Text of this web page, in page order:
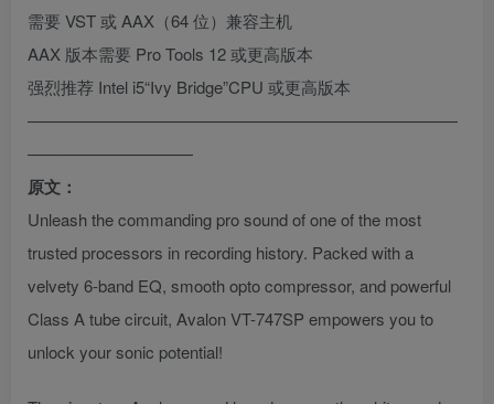
需要 VST 或 AAX（64 位）兼容主机
AAX 版本需要 Pro Tools 12 或更高版本
强烈推荐 Intel i5“Ivy Bridge”CPU 或更高版本
——————————————————————————
——————————
原文：
Unleash the commanding pro sound of one of the most
trusted processors in recording history. Packed with a
velvety 6-band EQ, smooth opto compressor, and powerful
Class A tube circuit, Avalon VT-747SP empowers you to
unlock your sonic potential!